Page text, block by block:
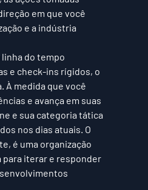
em que você
e a indústria
do tempo
e check-ins rígidos, o
À medida que você
e avança em suas
e sua categoria tática
nos dias atuais. O
é uma organização
para iterar e responder